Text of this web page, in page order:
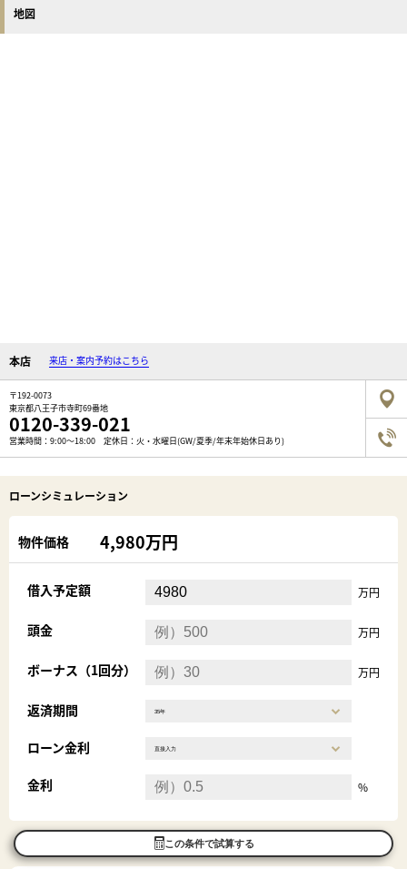
地図
本店 来店・案内予約はこちら
〒192-0073
東京都八王子市寺町69番地
0120-339-021
営業時間：9:00～18:00 定休日：火・水曜日(GW/夏季/年末年始休日あり)
ローンシミュレーション
物件価格 4,980万円
借入予定額 万円
頭金 万円
ボーナス（1回分） 万円
返済期間
ローン金利
金利 %
この条件で試算する